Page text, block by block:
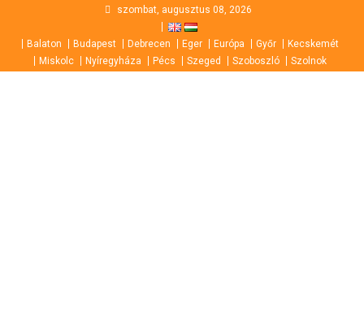
content
szombat, augusztus 08, 2026
Balaton Budapest Debrecen Eger Európa Győr
Kecskemét
Miskolc
Nyíregyháza Pécs Szeged Szoboszló Szolnok